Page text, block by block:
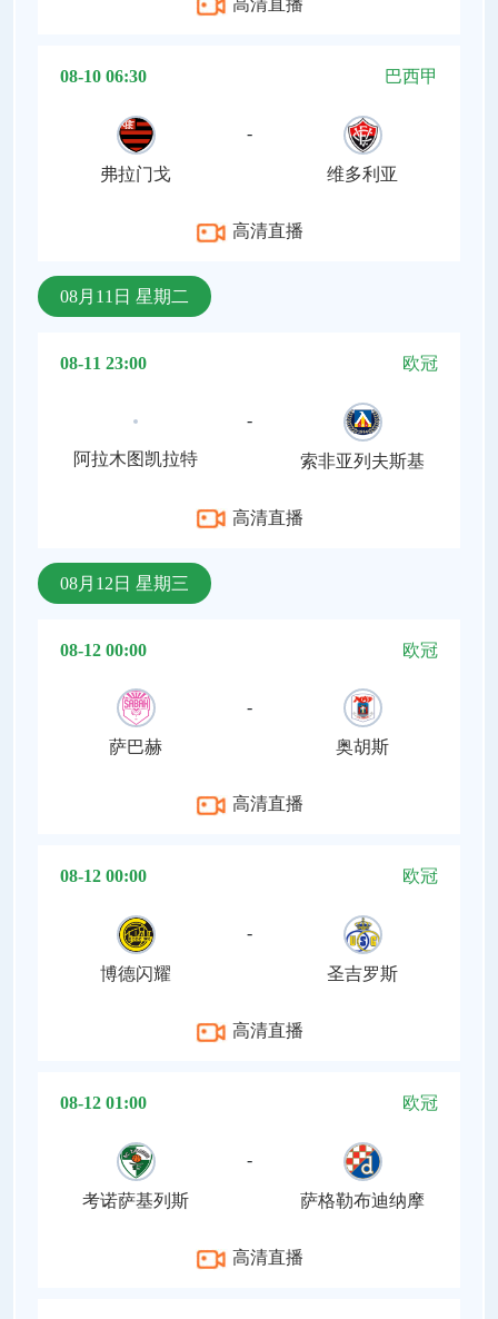
高清直播
08-10 06:30 巴西甲
弗拉门戈
-
维多利亚
高清直播
08月11日 星期二
08-11 23:00 欧冠
阿拉木图凯拉特
-
索非亚列夫斯基
高清直播
08月12日 星期三
08-12 00:00 欧冠
萨巴赫
-
奥胡斯
高清直播
08-12 00:00 欧冠
博德闪耀
-
圣吉罗斯
高清直播
08-12 01:00 欧冠
考诺萨基列斯
-
萨格勒布迪纳摩
高清直播